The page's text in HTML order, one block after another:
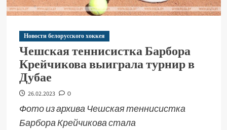
Новости белорусского хоккея
Чешская теннисистка Барбора
Крейчикова выиграла турнир в
Дубае
26.02.2023 0
Фото из архива Чешская теннисистка
Барбора Крейчикова стала